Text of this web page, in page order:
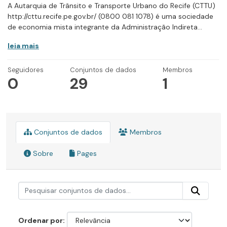
A Autarquia de Trânsito e Transporte Urbano do Recife (CTTU)
http://cttu.recife.pe.gov.br/ (0800 081 1078) é uma sociedade
de economia mista integrante da Administração Indireta...
leia mais
Seguidores
0
Conjuntos de dados
29
Membros
1
Conjuntos de dados Membros
Sobre Pages
Ordenar por